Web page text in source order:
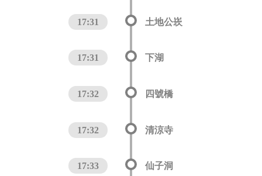
17:31 土地公崁
17:31 下湖
17:32 四號橋
17:32 清涼寺
17:33 仙子洞